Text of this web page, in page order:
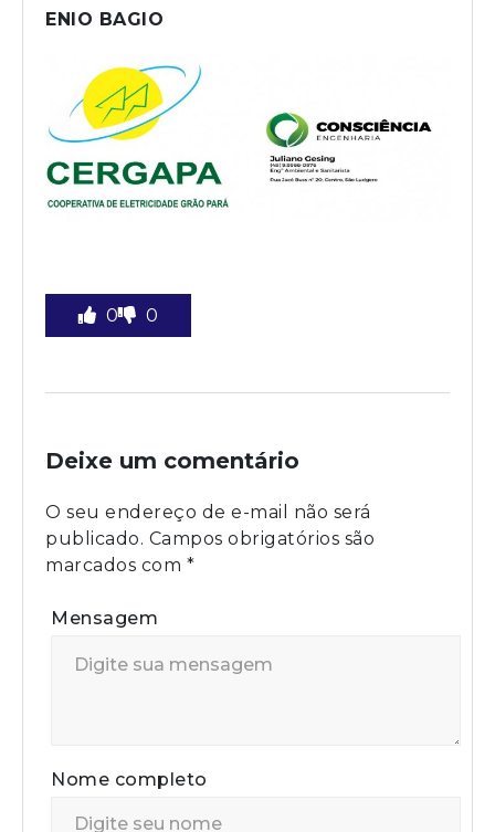
ENIO BAGIO
0 0
Deixe um comentário
O seu endereço de e-mail não será
publicado. Campos obrigatórios são
marcados com *
Mensagem
Nome completo